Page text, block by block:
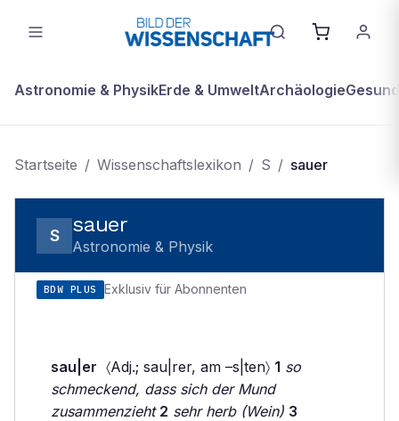
Astronomie & PhysikErde & UmweltArchäologie
Startseite / Wissenschaftslexikon / S / sauer
S sauer
Astronomie & Physik
BDW PLUS Exklusiv für Abonnenten
sau|er 〈Adj.; sau|rer, am –s|ten〉 1 so
schmeckend, dass sich der Mund
zusammenzieht 2 sehr herb (Wein) 3